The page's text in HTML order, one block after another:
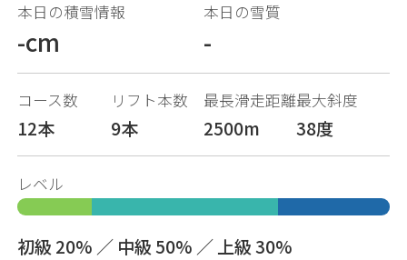
本日の積雪情報
-cm
本日の雪質
-
コース数
12本
リフト本数
9本
最長滑走距離
2500m
最大斜度
38度
レベル
初級 20% ／ 中級 50% ／ 上級 30%